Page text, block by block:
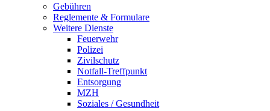
Gebühren
Reglemente & Formulare
Weitere Dienste
Feuerwehr
Polizei
Zivilschutz
Notfall-Treffpunkt
Entsorgung
MZH
Soziales / Gesundheit